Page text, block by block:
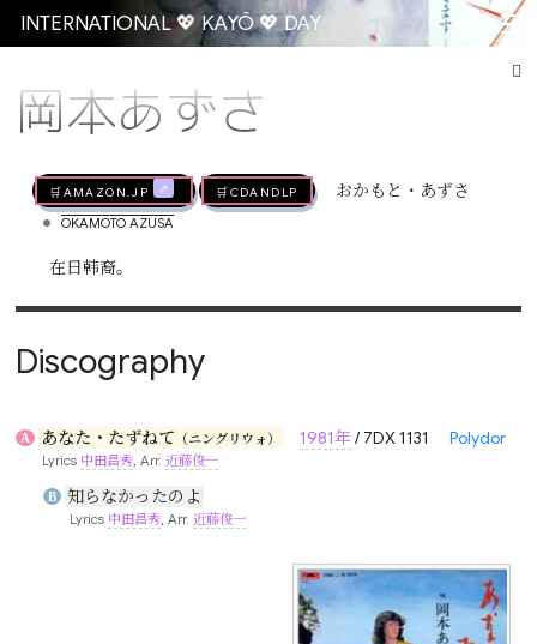
INTERNATIONAL 💖 KAYŌ 💖 DAY MENU
岡本あずさ
🛒AMAZON.jp 🛒CDandLP おかもと・あずさ
• OKAMOTO AZUSA
在日韩裔。
Discography
A あなた・たずねて （ニングリウォ） 1981年 / 7DX 1131 Polydor
Lyrics 中田昌秀 , Arr.近藤俊一
B 知らなかったのよ
Lyrics 中田昌秀, Arr. 近藤俊一